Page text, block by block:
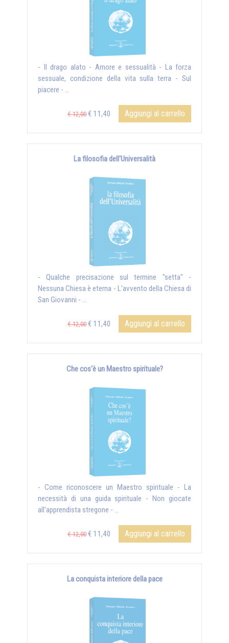
- Il drago alato - Amore e sessualità - La forza
sessuale, condizione della vita sulla terra - Sul
piacere - ...
€ 12,00 € 11,40 Aggiungi al carrello
La filosofia dell'Universalità
- Qualche precisazione sul termine "setta" -
Nessuna Chiesa è eterna - L'avvento della Chiesa di
San Giovanni - ...
€ 12,00 € 11,40 Aggiungi al carrello
Che cos'è un Maestro spirituale?
- Come riconoscere un Maestro spirituale - La
necessità di una guida spirituale - Non giocate
all'apprendista stregone - ...
€ 12,00 € 11,40 Aggiungi al carrello
La conquista interiore della pace